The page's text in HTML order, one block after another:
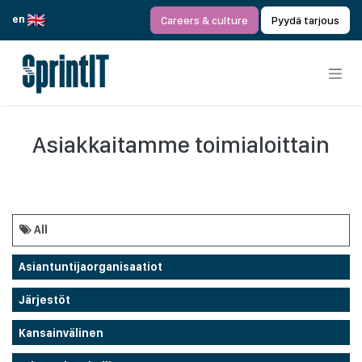
en
Careers & culture Pyydä tarjous
Asiakkaitamme toimialoittain
All
Asiantuntijaorganisaatiot
Järjestöt
Kansainvälinen